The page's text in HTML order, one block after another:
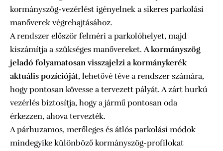
kormányszög-vezérlést igényelnek a sikeres parkolási
manőverek végrehajtásához.
A rendszer először felméri a parkolóhelyet, majd
kiszámítja a szükséges manővereket. A kormányszög
jeladó folyamatosan visszajelzi a kormánykerék
aktuális pozícióját, lehetővé téve a rendszer számára,
hogy pontosan kövesse a tervezett pályát. A zárt hurkú
vezérlés biztosítja, hogy a jármű pontosan oda
érkezzen, ahova tervezték.
A párhuzamos, merőleges és átlós parkolási módok
mindegyike különböző kormányszög-profilokat